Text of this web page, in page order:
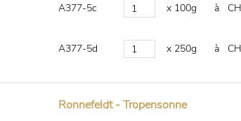
A377-5c x 100g à
A377-5d x 250g à
Ronnefeldt - Tropensonne